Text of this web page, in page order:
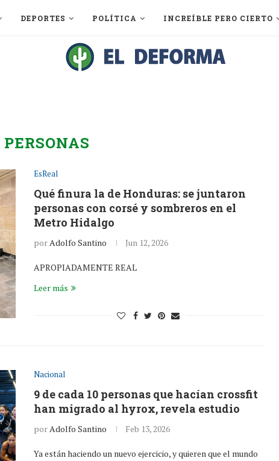
DEPORTES POLÍTICA INCREÍBLE PERO CIERTO
PERSONAS
EsReal
Qué finura la de Honduras: se juntaron
personas con corsé y sombreros en el
Metro Hidalgo
porAdolfo Santino Jun 12, 2026
APROPIADAMENTE REAL
Leer más
Nacional
9 de cada 10 personas que hacían crossfit
han migrado al hyrox, revela estudio
porAdolfo Santino Feb 13, 2026
Ya están haciendo un nuevo ejercicio, y quieren que el mundo